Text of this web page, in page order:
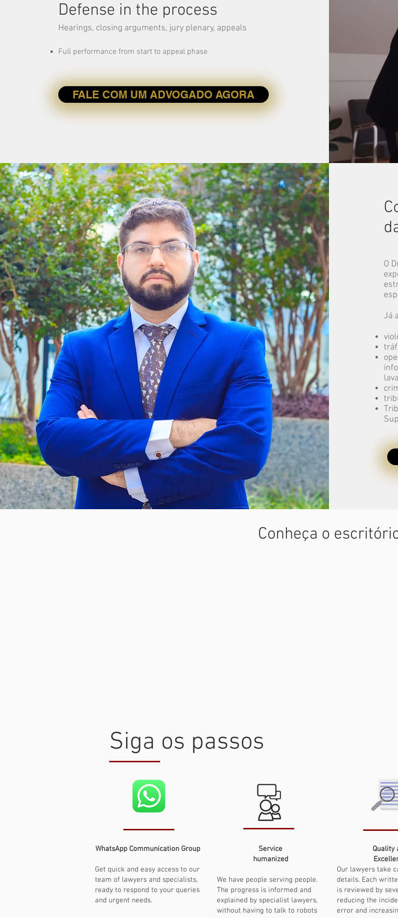
Defense in the process
Hearings, closing arguments, jury plenary, appeals
Full performance from start to appeal phase
FALE COM UM ADVOGADO AGORA
O
Já
Conheça o
Siga os passos
WhatsApp Communication Group
Get quick and easy access to our
team of lawyers and specialists,
ready to respond to your queries
and urgent needs.
Service
humanized
We have people serving people.
The progress is informed and
explained by specialist lawyers,
without having to talk to robots
Quality
Our lawyers take
details. Each
is reviewed by
reducing the
error and